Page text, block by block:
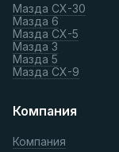
Мазда СХ-30
Мазда 6
Мазда СХ-5
Мазда 3
Мазда 5
Мазда СХ-9
Компания
Компания